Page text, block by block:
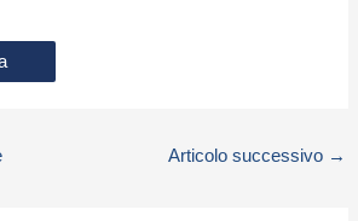
Articolo successivo →